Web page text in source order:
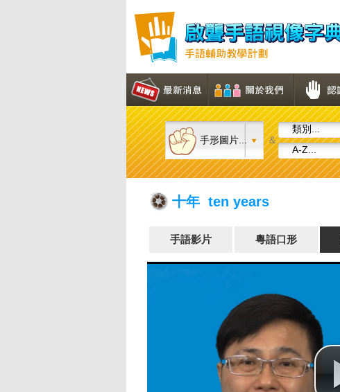
手形圖片... &
類別...
A-Z...
十年 ten years
手語影片 粵語口形